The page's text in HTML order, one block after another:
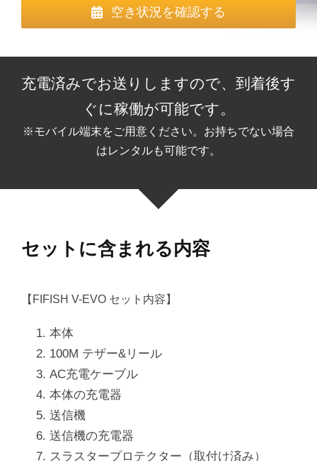
空き状況を確認する
充電済みでお送りしますので、到着後す
ぐに稼働が可能です。
※モバイル端末をご用意ください。お持ちでない場合
はレンタルも可能です。
セットに含まれる内容
【FIFISH V-EVO セット内容】
本体
100M テザー&リール
AC充電ケーブル
本体の充電器
送信機
送信機の充電器
スラスタープロテクター（取付け済み）